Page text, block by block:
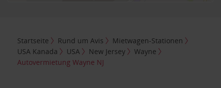
Startseite Rund um Avis
Mietwagen-Stationen
USA Kanada
USA New Jersey
Wayne
Autovermietung Wayne NJ